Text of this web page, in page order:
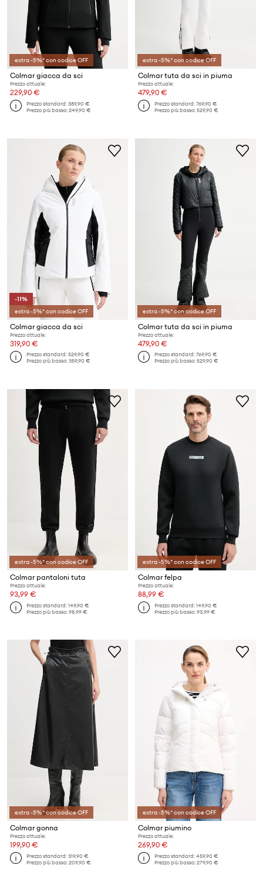
extra -5%* con codice OFF
Colmar giacca da sci
Prezzo attuale:
229,90 €
Prezzo standard:389,90 €
Prezzo più basso:249,90 €
extra -5%* con codice OFF
Colmar tuta da sci in piuma
Prezzo attuale:
479,90 €
Prezzo standard:769,90 €
Prezzo più basso:529,90 €
-11%
extra -5%* con codice OFF
Colmar giacca da sci
Prezzo attuale:
319,90 €
Prezzo standard:529,90 €
Prezzo più basso:359,90 €
extra -5%* con codice OFF
Colmar tuta da sci in piuma
Prezzo attuale:
479,90 €
Prezzo standard:769,90 €
Prezzo più basso:529,90 €
extra -5%* con codice OFF
Colmar pantaloni tuta
Prezzo attuale:
93,99 €
Prezzo standard:149,90 €
Prezzo più basso:98,99 €
extra -5%* con codice OFF
Colmar felpa
Prezzo attuale:
88,99 €
Prezzo standard:149,90 €
Prezzo più basso:93,99 €
extra -5%* con codice OFF
Colmar gonna
Prezzo attuale:
199,90 €
Prezzo standard:319,90 €
Prezzo più basso:209,90 €
extra -5%* con codice OFF
Colmar piumino
Prezzo attuale:
269,90 €
Prezzo standard:459,90 €
Prezzo più basso:279,90 €